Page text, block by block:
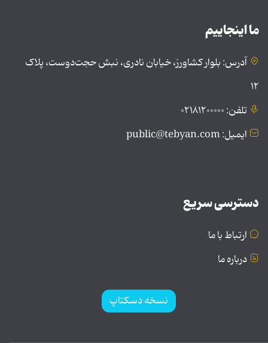
ما اینجاییم
آدرس: بلوار کشاورز، خیابان نادری، نبش حجت‌دوست، پلاک
۱۲
تلفن: ۰۲۱۸۱۲۰۰۰۰۰
ایمیل: public@tebyan.com
دسترسی سریع
ارتباط با ما
درباره ما
نسخه دسکتاپ